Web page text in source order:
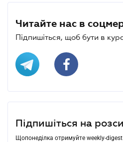
Читайте нас в
Підпишіться, щоб бути в
Підпишіться на
Щопонеділка отримуйте weekly-digest